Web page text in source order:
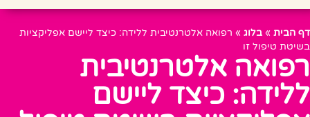
דף הבית » בלוג » רפואה אלטרנטיבית ללידה: כיצד ליישם אפליקציות
בשיטת טיפול זו
רפואה אלטרנטיבית
ללידה: כיצד ליישם